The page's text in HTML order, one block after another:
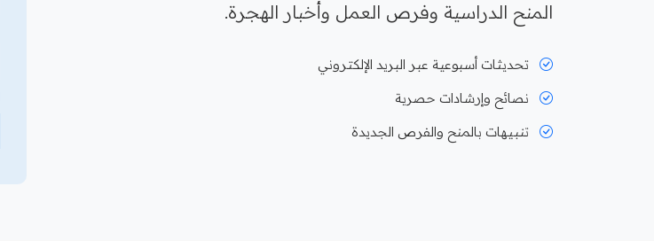
المنح الدراسية وفرص العمل وأخبار الهجرة.
تحديثات أسبوعية عبر البريد الإلكتروني
نصائح وإرشادات حصرية
تنبيهات بالمنح والفرص الجديدة